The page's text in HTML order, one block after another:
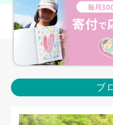
ブ